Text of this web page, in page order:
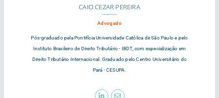
CAIO CEZAR PEREIRA
Advogado
Pós-graduado pela Pontifícia Universidade Católica de São Paulo e pelo
Instituto Brasileiro de Direito Tributário - IBDT, com especialização em
Direito Tributário Internacional. Graduado pelo Centro Universitário do
Pará - CESUPA.